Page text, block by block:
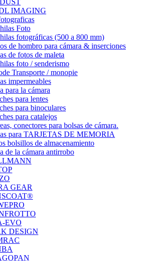
IMAGING
Foto
fotográficas (500 a 800 mm)
de hombro para cámara & inserciones
de fotos de maleta
foto / senderismo
Transporte / monopie
impermeables
para la cámara
para lentes
para binoculares
para catalejos
conectores para bolsas de cámara.
para TARJETAS DE MEMORIA
bolsillos de almacenamiento
de la cámara antirrobo
GEAR
EVO
DESIGN